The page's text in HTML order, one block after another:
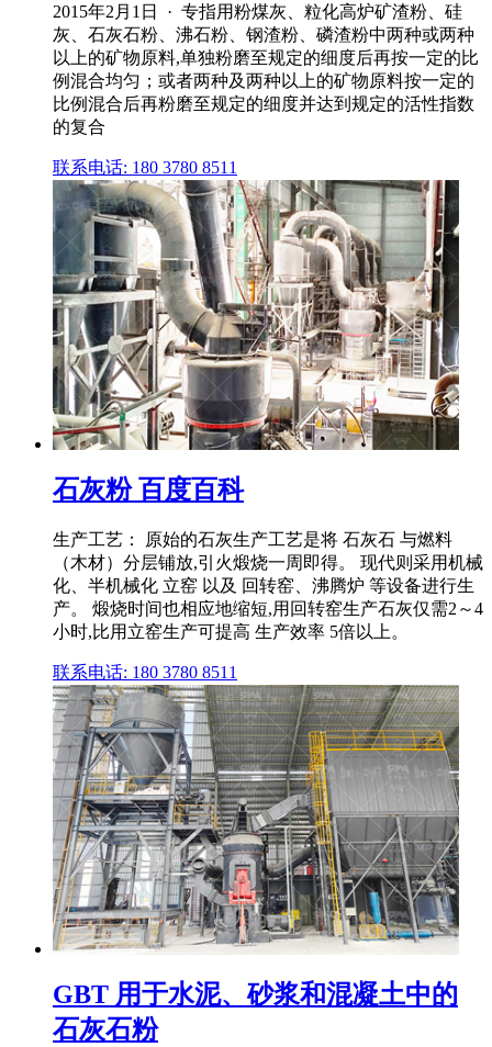
2015年2月1日 · 专指用粉煤灰、粒化高炉矿渣粉、硅
灰、石灰石粉、沸石粉、钢渣粉、磷渣粉中两种或两种
以上的矿物原料,单独粉磨至规定的细度后再按一定的比
例混合均匀；或者两种及两种以上的矿物原料按一定的
比例混合后再粉磨至规定的细度并达到规定的活性指数
的复合
联系电话: 180 3780 8511
石灰粉 百度百科
生产工艺： 原始的石灰生产工艺是将 石灰石 与燃料
（木材）分层铺放,引火煅烧一周即得。 现代则采用机械
化、半机械化 立窑 以及 回转窑、沸腾炉 等设备进行生
产。 煅烧时间也相应地缩短,用回转窑生产石灰仅需2～4
小时,比用立窑生产可提高 生产效率 5倍以上。
联系电话: 180 3780 8511
GBT 用于水泥、砂浆和混凝土中的
石灰石粉